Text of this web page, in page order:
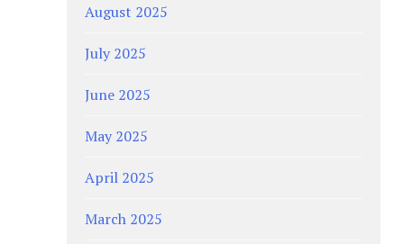
August 2025
July 2025
June 2025
May 2025
April 2025
March 2025